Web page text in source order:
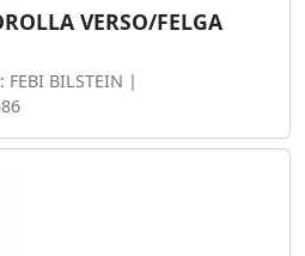
VERSO/FELGA
BILSTEIN |